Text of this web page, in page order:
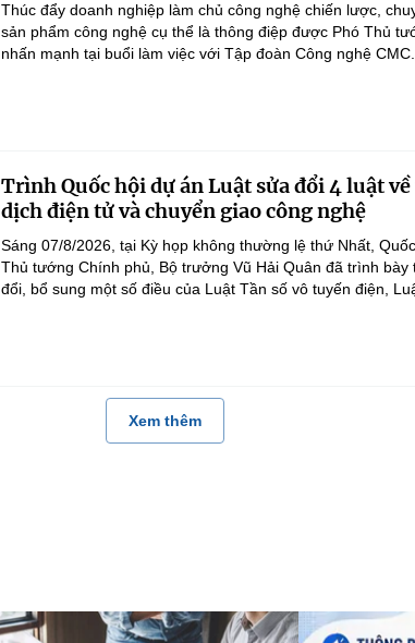
Thúc đẩy doanh nghiệp làm chủ công nghệ chiến lược,
sản phẩm công nghệ cụ thể là thông điệp được Phó Thủ
nhấn mạnh tại buổi làm việc với Tập đoàn Công nghệ CMC.
Trình Quốc hội dự án Luật sửa đổi 4 luật
dịch điện tử và chuyển giao công nghệ
Sáng 07/8/2026, tại Kỳ họp không thường lệ thứ Nhất,
Thủ tướng Chính phủ, Bộ trưởng Vũ Hải Quân đã trình
đổi, bổ sung một số điều của Luật Tần số vô tuyến điện,
Xem thêm